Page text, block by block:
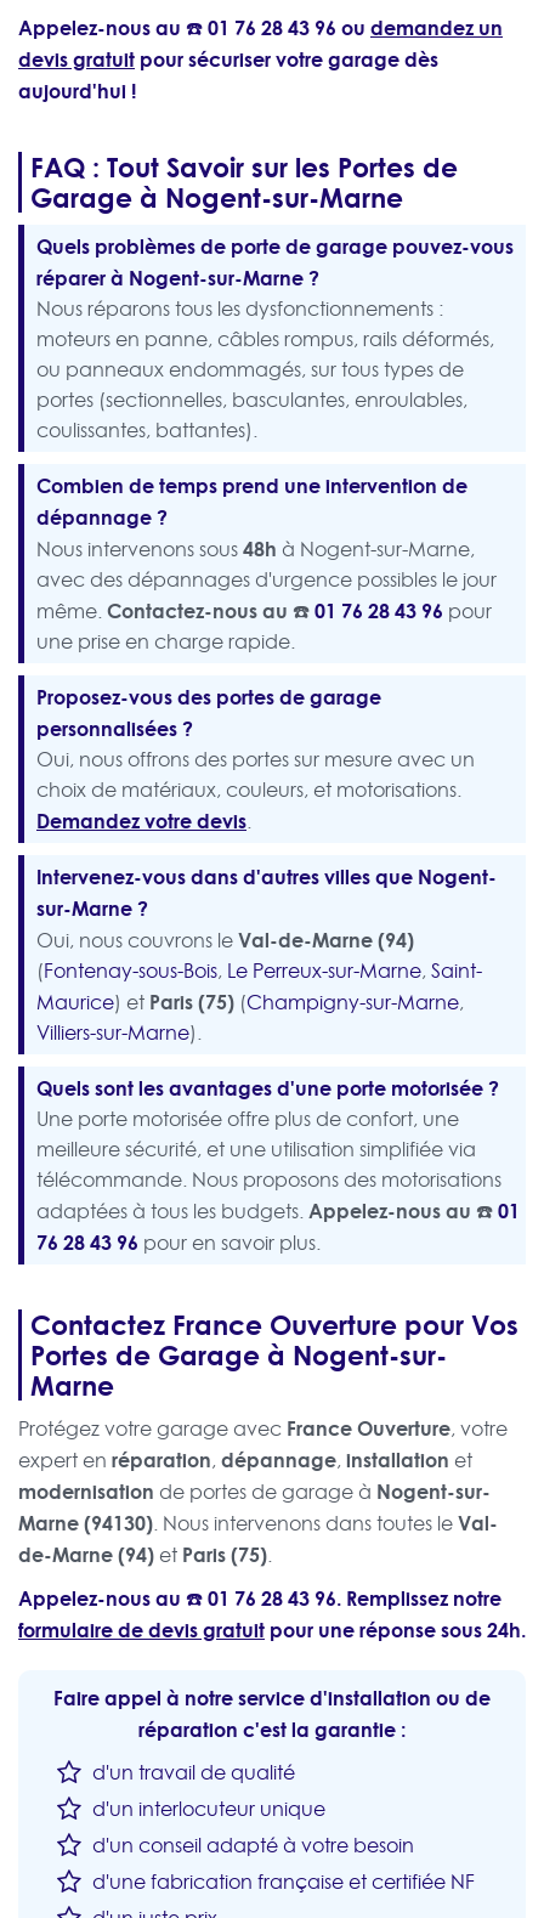
Appelez-nous au ☎️01 76 28 43 96 ou demandez un
devis gratuit pour sécuriser votre garage dès
aujourd'hui !
FAQ : Tout Savoir sur les Portes de
Garage à Nogent-sur-Marne
Quels problèmes de porte de garage pouvez-vous
réparer à Nogent-sur-Marne ?
Nous réparons tous les dysfonctionnements :
moteurs en panne, câbles rompus, rails déformés,
ou panneaux endommagés, sur tous types de
portes (sectionnelles, basculantes, enroulables,
coulissantes, battantes).
Combien de temps prend une intervention de
dépannage ?
Nous intervenons sous48h à Nogent-sur-Marne,
avec des dépannages d'urgence possibles le jour
même.Contactez-nous au ☎️01 76 28 43 96 pour
une prise en charge rapide.
Proposez-vous des portes de garage
personnalisées ?
Oui, nous offrons des portes sur mesure avec un
choix de matériaux, couleurs, et motorisations.
Demandez votre devis.
Intervenez-vous dans d'autres villes que Nogent-
sur-Marne ?
Oui, nous couvrons leVal-de-Marne (94)
(Fontenay-sous-Bois, Le Perreux-sur-Marne, Saint-
Maurice) et Paris (75) (Champigny-sur-Marne,
Villiers-sur-Marne).
Quels sont les avantages d'une porte motorisée ?
Une porte motorisée offre plus de confort, une
meilleure sécurité, et une utilisation simplifiée via
télécommande. Nous proposons des motorisations
adaptées à tous les budgets.Appelez-nous au ☎️01
76 28 43 96 pour en savoir plus.
Contactez France Ouverture pour Vos
Portes de Garage à Nogent-sur-
Marne
Protégez votre garage avec France Ouverture, votre
expert en réparation, dépannage, installation et
modernisation de portes de garage à Nogent-sur-
Marne (94130). Nous intervenons dans toutes leVal-
de-Marne (94) et Paris (75).
Appelez-nous au ☎️01 76 28 43 96. Remplissez notre
formulaire de devis gratuit pour une réponse sous 24h.
Faire appel à notre service d'installation ou de
réparation c'est la garantie :
d'un travail de qualité
d'un interlocuteur unique
d'un conseil adapté à votre besoin
d'une fabrication française et certifiée NF